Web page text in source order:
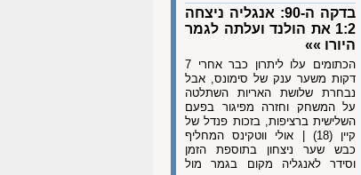
בדקה ה-90: אנגליה ניצחה
1:2 את הולנד ועלתה לגמר
היורו »»
הכתומים עלו ליתרון כבר אחרי 7
דקות משער ענק של סימונס, אבל
נבחרת שלושת האריות השתלטה
על המשחק וחזרה מפיגור בפעם
השלישית ברציפות, בזכות פנדל של
קיין (18) | אולי ווטקינס המחליף
כבש שער ניצחון בתוספת הזמן
וסידר לאנגליה מקום בגמר מול